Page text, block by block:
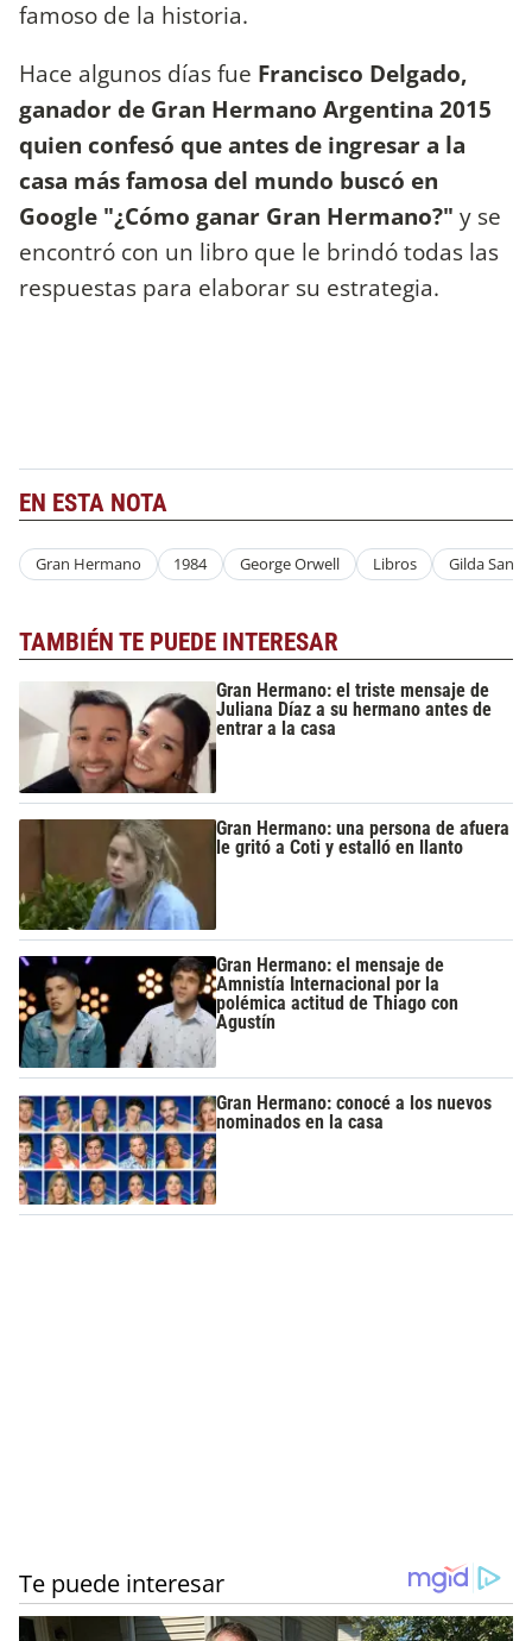
famoso de la historia.
Hace algunos días fue Francisco Delgado,
ganador de Gran Hermano Argentina 2015
quien confesó que antes de ingresar a la
casa más famosa del mundo buscó en
Google "¿Cómo ganar Gran Hermano?" y se
encontró con un libro que le brindó todas las
respuestas para elaborar su estrategia.
EN ESTA NOTA
Gran Hermano 1984 George Orwell Libros Gilda
TAMBIÉN TE PUEDE INTERESAR
Gran Hermano: el triste mensaje de
Juliana Díaz a su hermano antes de
entrar a la casa
Gran Hermano: una persona de afuera
le gritó a Coti y estalló en llanto
Gran Hermano: el mensaje de
Amnistía Internacional por la
polémica actitud de Thiago con
Agustín
Gran Hermano: conocé a los nuevos
nominados en la casa